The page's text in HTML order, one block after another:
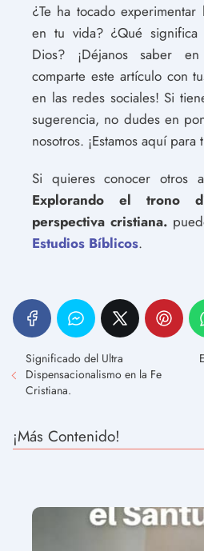
¿Te ha tocado
en tu vida? ¿Qué
Dios? ¡Déjanos saber
comparte este artículo con
en las redes sociales! Si
sugerencia, no dudes en
nosotros. ¡Estamos aquí para
Si quieres conocer otros
Explorando el trono
perspectiva cristiana.
Estudios Bíblicos.
Significado del Ultra
Dispensacionalismo en la Fe
Cristiana.
¡Más Contenido!